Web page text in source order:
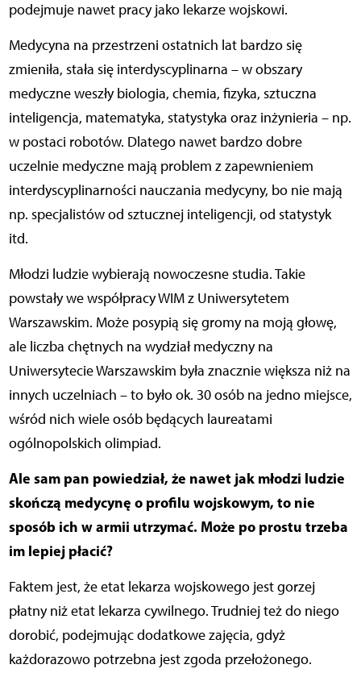
podejmuje nawet pracy jako lekarze wojskowi.
Medycyna na przestrzeni ostatnich lat bardzo się
zmieniła, stała się interdyscyplinarna – w obszary
medyczne weszły biologia, chemia, fizyka, sztuczna
inteligencja, matematyka, statystyka oraz inżynieria – np.
w postaci robotów. Dlatego nawet bardzo dobre
uczelnie medyczne mają problem z zapewnieniem
interdyscyplinarności nauczania medycyny, bo nie mają
np. specjalistów od sztucznej inteligencji, od statystyk
itd.
Młodzi ludzie wybierają nowoczesne studia. Takie
powstały we współpracy WIM z Uniwersytetem
Warszawskim. Może posypią się gromy na moją głowę,
ale liczba chętnych na wydział medyczny na
Uniwersytecie Warszawskim była znacznie większa niż na
innych uczelniach – to było ok. 30 osób na jedno miejsce,
wśród nich wiele osób będących laureatami
ogólnopolskich olimpiad.
Ale sam pan powiedział, że nawet jak młodzi ludzie
skończą medycynę o profilu wojskowym, to nie
sposób ich w armii utrzymać. Może po prostu trzeba
im lepiej płacić?
Faktem jest, że etat lekarza wojskowego jest gorzej
płatny niż etat lekarza cywilnego. Trudniej też do niego
dorobić, podejmując dodatkowe zajęcia, gdyż
każdorazowo potrzebna jest zgoda przełożonego.